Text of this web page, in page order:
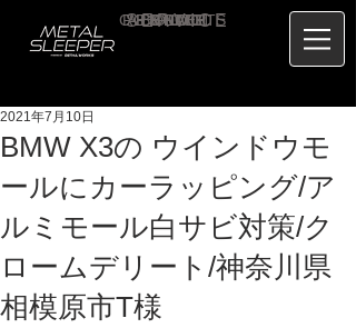
HOME
CONCEPT
SERVICE
ABOUT US
BLOG
PRICE
CONTACT
RECRUIT
BMW X3の ウインドウモ
ールにカーラッピング/ア
ルミモール白サビ対策/ク
ロームデリート/神奈川県
相模原市T様
2021年7月10日